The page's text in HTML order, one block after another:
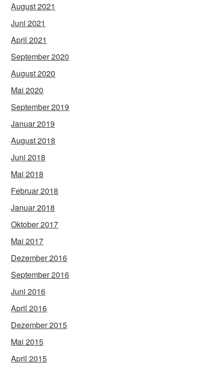
August 2021
Juni 2021
April 2021
September 2020
August 2020
Mai 2020
September 2019
Januar 2019
August 2018
Juni 2018
Mai 2018
Februar 2018
Januar 2018
Oktober 2017
Mai 2017
Dezember 2016
September 2016
Juni 2016
April 2016
Dezember 2015
Mai 2015
April 2015